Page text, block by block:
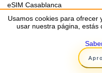
eSIM Casablanca
eSIM Chicago
eSIM Chile
Usamos cookies para ofrecer
usar nuestra página, estás
Usamos cookies para ofrecer
usar nuestra página, estás